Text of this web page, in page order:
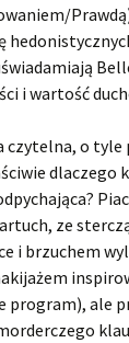
i wartość
czytelna, o
dlaczego
ze
i brzuchem
program), ale